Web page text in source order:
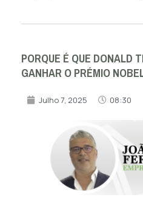
PORQUE É QUE DONALD
GANHAR O PRÉMIO
Julho 7, 2025 08:30